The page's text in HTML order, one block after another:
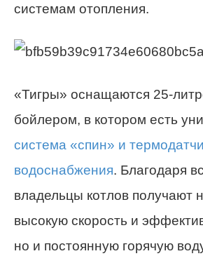
системам отопления.
«Тигры» оснащаются 25-
бойлером, в котором есть
система «спин» и
водоснабжения. Благодаря
владельцы котлов получают
высокую скорость и
но и постоянную горячую